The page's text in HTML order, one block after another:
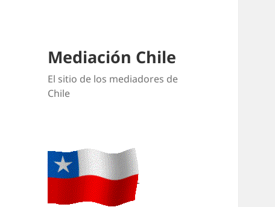
Mediación Chile
El sitio de los mediadores de
Chile